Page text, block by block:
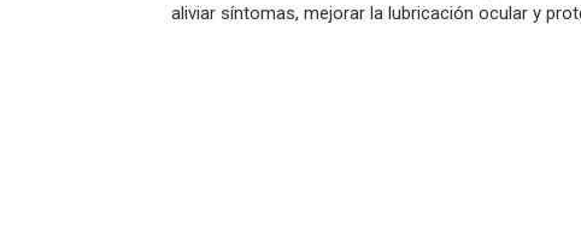
aliviar síntomas, mejorar la lubricación ocular y